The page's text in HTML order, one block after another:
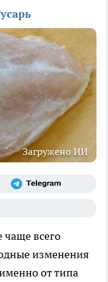
Загружено ИИ
всего
изменения
от типа